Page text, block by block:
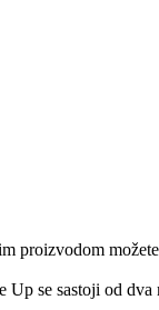
proizvodom
se sastoji od